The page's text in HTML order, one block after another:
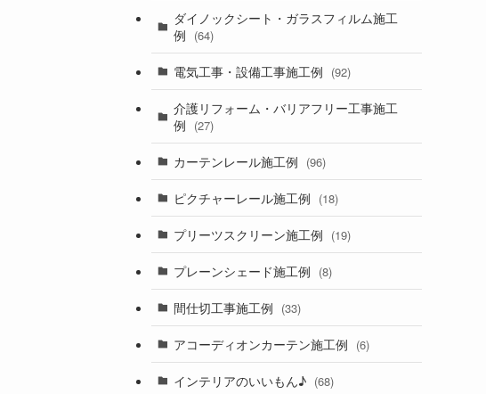
ダイノックシート・ガラスフィルム施工
例 (64)
電気工事・設備工事施工例 (92)
介護リフォーム・バリアフリー工事施工
例 (27)
カーテンレール施工例 (96)
ピクチャーレール施工例 (18)
プリーツスクリーン施工例 (19)
プレーンシェード施工例 (8)
間仕切工事施工例 (33)
アコーディオンカーテン施工例 (6)
インテリアのいいもん♪ (68)